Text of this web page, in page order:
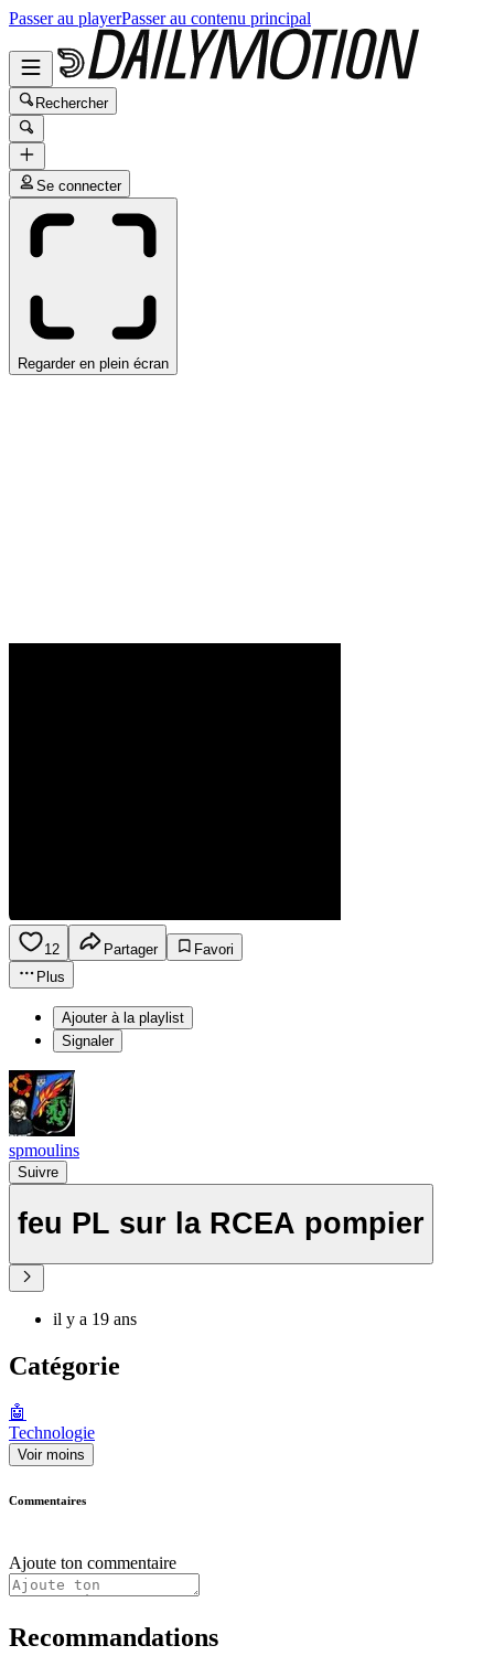
Passer au playerPasser au contenu principal
Rechercher
Se connecter
Regarder en plein écran
12 Partager
Favori
Plus
Ajouter à la playlist
Signaler
spmoulins
Suivre
feu PL sur la RCEA pompier
il y a 19 ans
Catégorie
🤖
Technologie
Voir moins
Commentaires
Ajoute ton commentaire
Recommandations